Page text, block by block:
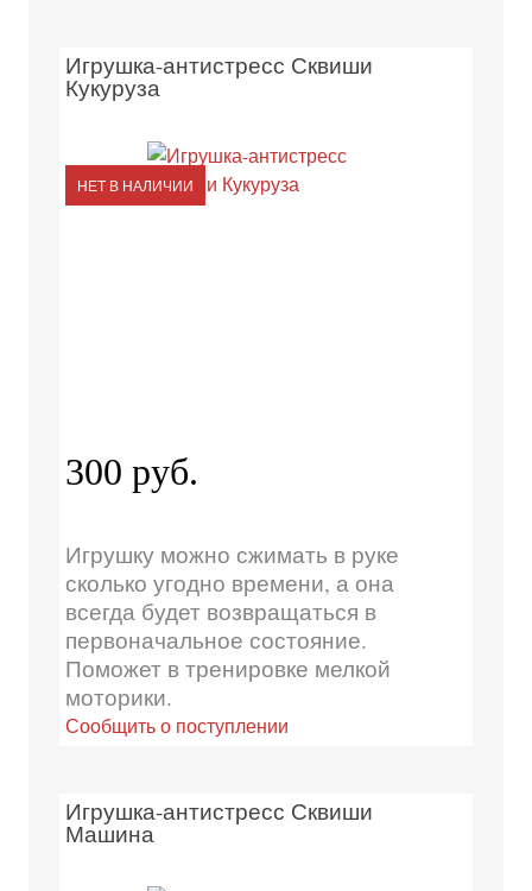
Игрушка-антистресс Сквиши
Кукуруза
НЕТ В НАЛИЧИИ
300 руб.
Игрушку можно сжимать в руке
сколько угодно времени, а она
всегда будет возвращаться в
первоначальное состояние.
Поможет в тренировке мелкой
моторики.
Сообщить о поступлении
Игрушка-антистресс Сквиши
Машина